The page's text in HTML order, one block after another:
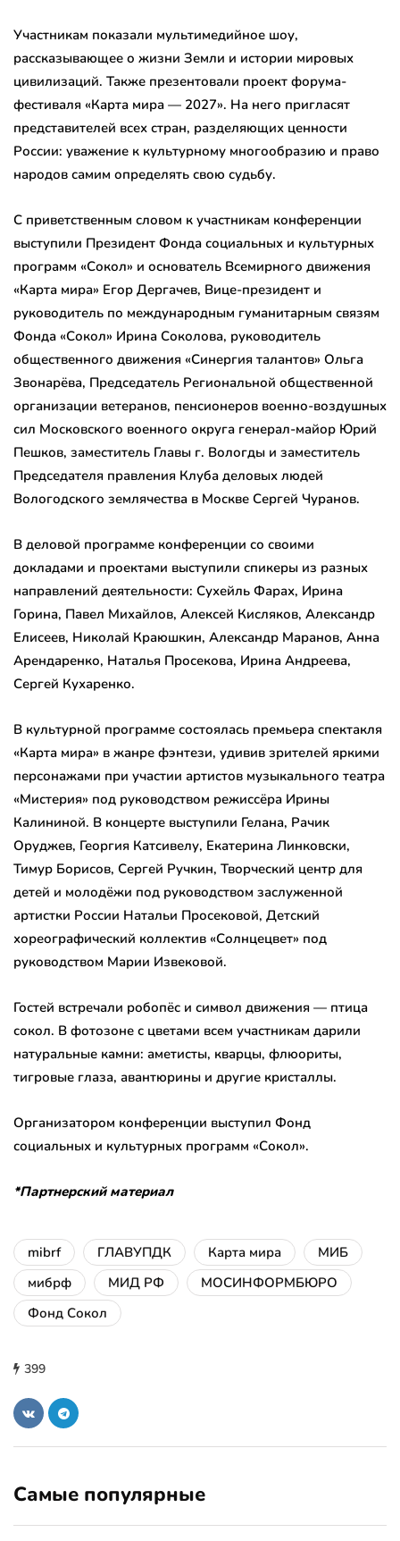
Участникам показали мультимедийное шоу,
рассказывающее о жизни Земли и истории мировых
цивилизаций. Также презентовали проект форума-
фестиваля «Карта мира — 2027». На него пригласят
представителей всех стран, разделяющих ценности
России: уважение к культурному многообразию и право
народов самим определять свою судьбу.
С приветственным словом к участникам конференции
выступили Президент Фонда социальных и культурных
программ «Сокол» и основатель Всемирного движения
«Карта мира» Егор Дергачев, Вице-президент и
руководитель по международным гуманитарным связям
Фонда «Сокол» Ирина Соколова, руководитель
общественного движения «Синергия талантов» Ольга
Звонарёва, Председатель Региональной общественной
организации ветеранов, пенсионеров военно-воздушных
сил Московского военного округа генерал-майор Юрий
Пешков, заместитель Главы г. Вологды и заместитель
Председателя правления Клуба деловых людей
Вологодского землячества в Москве Сергей Чуранов.
В деловой программе конференции со своими
докладами и проектами выступили спикеры из разных
направлений деятельности: Сухейль Фарах, Ирина
Горина, Павел Михайлов, Алексей Кисляков, Александр
Елисеев, Николай Краюшкин, Александр Маранов, Анна
Арендаренко, Наталья Просекова, Ирина Андреева,
Сергей Кухаренко.
В культурной программе состоялась премьера спектакля
«Карта мира» в жанре фэнтези, удивив зрителей яркими
персонажами при участии артистов музыкального театра
«Мистерия» под руководством режиссёра Ирины
Калининой. В концерте выступили Гелана, Рачик
Оруджев, Георгия Катсивелу, Екатерина Линковски,
Тимур Борисов, Сергей Ручкин, Творческий центр для
детей и молодёжи под руководством заслуженной
артистки России Натальи Просековой, Детский
хореографический коллектив «Солнцецвет» под
руководством Марии Извековой.
Гостей встречали робопёс и символ движения — птица
сокол. В фотозоне с цветами всем участникам дарили
натуральные камни: аметисты, кварцы, флюориты,
тигровые глаза, авантюрины и другие кристаллы.
Организатором конференции выступил Фонд
социальных и культурных программ «Сокол».
*Партнерский материал
mibrf ГЛАВУПДК Карта мира
МИБ
мибрф
МИД РФ
МОСИНФОРМБЮРО
Фонд Сокол
399
Самые популярные